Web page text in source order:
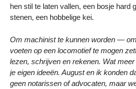
hen stil te laten vallen, een bosje hard
stenen, een hobbelige kei.
Om machinist te kunnen worden —
voeten op een locomotief te mogen
lezen, schrijven en rekenen. Wat
je eigen ideeën. August en ik konden
geen notarissen of advocaten, maar